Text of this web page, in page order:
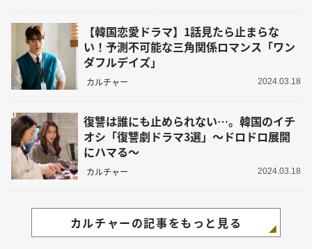
【韓国恋愛ドラマ】1話見たら止まらな
い！予測不可能な三角関係ロマンス「ワン
ダフルデイズ」
カルチャー 2024.03.18
復讐は誰にも止められない…。韓国のイチ
オシ「復讐劇ドラマ3選」～ドロドロ展開
にハマる～
カルチャー 2024.03.18
カルチャーの記事をもっと見る